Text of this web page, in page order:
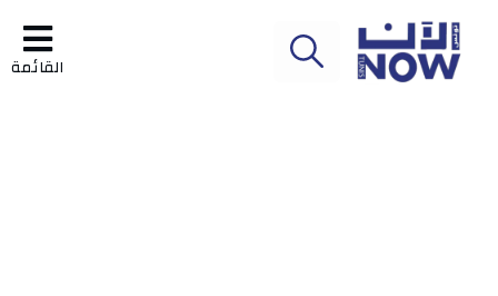
القائمة